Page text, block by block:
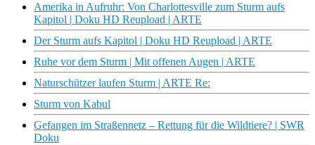
Amerika in Aufruhr: Von Charlottesville zum Sturm aufs
Kapitol | Doku HD Reupload | ARTE
Der Sturm aufs Kapitol | Doku HD Reupload | ARTE
Ruhe vor dem Sturm | Mit offenen Augen | ARTE
Naturschützer laufen Sturm | ARTE Re:
Sturm von Kabul
Gefangen im Straßennetz – Rettung für die Wildtiere? | SWR
Doku